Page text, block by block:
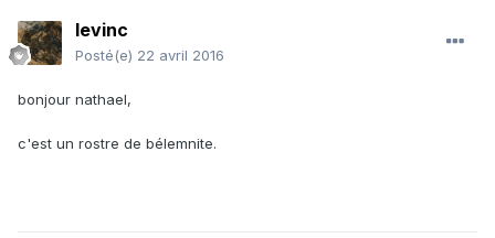
levinc
Posté(e) 22 avril 2016
bonjour nathael,
c'est un rostre de bélemnite.